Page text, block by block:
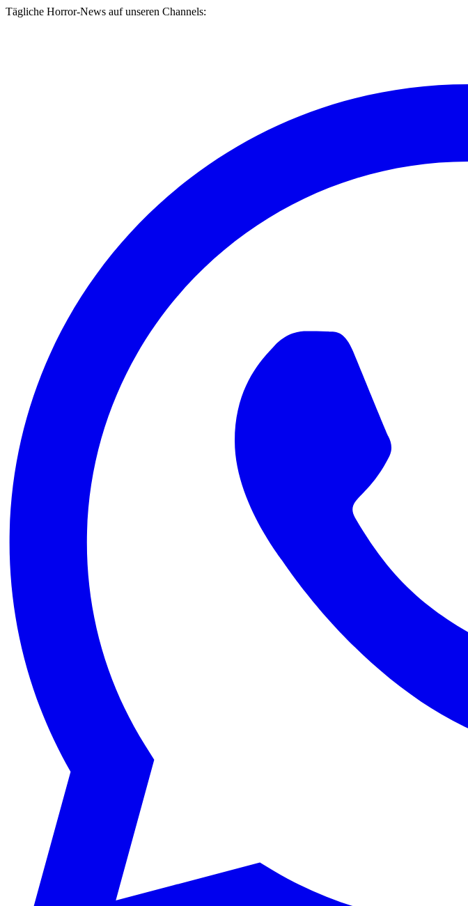
Tägliche Horror-News auf unseren Channels: